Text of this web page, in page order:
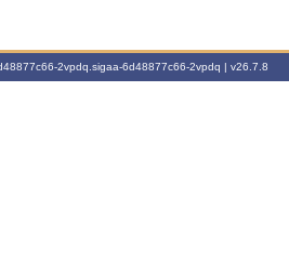
2vpdq.sigaa-6d48877c66-2vpdq | v26.7.8